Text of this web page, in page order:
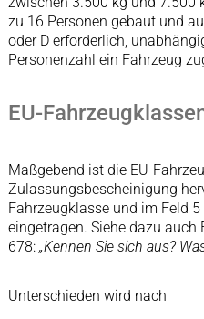
zu 16 Personen gebaut und
oder D erforderlich,
Personenzahl ein Fahrzeug
EU-
Maßgebend ist die EU-
Zulassungsbescheinigung
Fahrzeugklasse und im Feld
eingetragen. Siehe dazu auch
678: „Kennen Sie sich aus?
Unterschieden wird nach